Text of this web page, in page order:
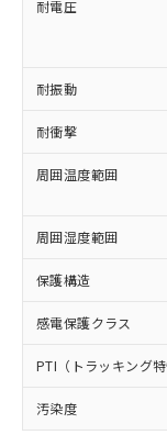
耐電圧
耐振動
耐衝撃
周囲温度範囲
周囲湿度範囲
保護構造
感電保護クラス
PTI（トラッキング特
汚染度
正
様
ム
オ
在
事
示
マ
ビ
メン
お客
お
類(PBB)
(PBDE)
ル) (DEHP)(
（DBP）
但し、
フタル酸エ
※2 対応
部品在庫
月が前後
※3 非
下記の非
Cr(Ⅵ)(六価
ニル類) :
DBP(フタル
イソブチル)
DEHP(フタ
※2 環境
準値以下
「10」：
質が外部
及ぼさな
「－」：
い合わせく
当
全
い
当
ル
武
当
場
該
販
法
り引